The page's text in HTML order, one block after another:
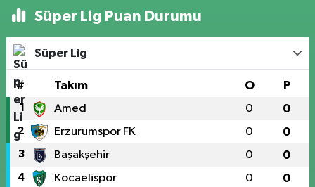
Süper Lig Puan Durumu
Süper Lig
# Takım O P
1 Amed 0 0
2 Erzurumspor FK 0 0
3 Başakşehir 0 0
4 Kocaelispor 0 0